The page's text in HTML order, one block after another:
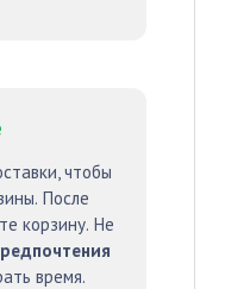
чтобы
После
корзину. Не
время.